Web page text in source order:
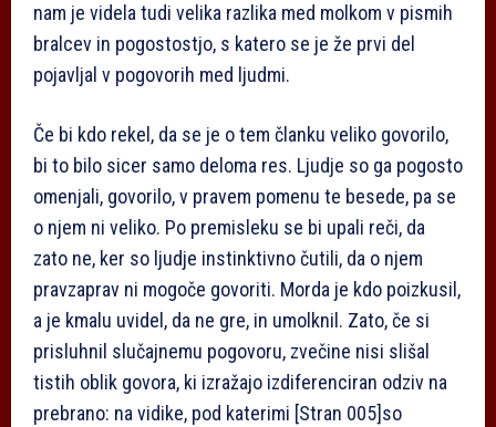
nam je videla tudi velika razlika med molkom v pismih
bralcev in pogostostjo, s katero se je že prvi del
pojavljal v pogovorih med ljudmi.
Če bi kdo rekel, da se je o tem članku veliko govorilo,
bi to bilo sicer samo deloma res. Ljudje so ga pogosto
omenjali, govorilo, v pravem pomenu te besede, pa se
o njem ni veliko. Po premisleku se bi upali reči, da
zato ne, ker so ljudje instinktivno čutili, da o njem
pravzaprav ni mogoče govoriti. Morda je kdo poizkusil,
a je kmalu uvidel, da ne gre, in umolknil. Zato, če si
prisluhnil slučajnemu pogovoru, zvečine nisi slišal
tistih oblik govora, ki izražajo izdiferenciran odziv na
prebrano: na vidike, pod katerimi [Stran 005]so